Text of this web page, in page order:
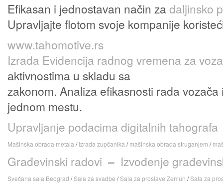
Efikasan i jednostavan način zadaljinsko
Upravljajte flotom svoje kompanije
www.tahomotive.rs
Izrada Evidencija radnog vremena za
aktivnostima u skladu sa
zakonom. Analiza efikasnosti rada
jednom mestu.
Upravljanje podacima digitalnih tahografa
Mašinska obrada metala /izrada zupčanika /mašinska obrada struganjem /
Građevinski radovi – Izvođenje
Svečana sala Beograd /Sala za svadbe /Sala za proslave Zemun /Sala za